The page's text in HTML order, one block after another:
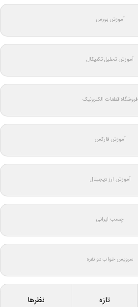
آموزش بورس
آموزش تحلیل تکنیکال
فروشگاه قطعات الکترونیک
آموزش فارکس
آموزش ارز دیجیتال
چسب ایرانی
سرویس خواب دو نفره
تازه نظرها